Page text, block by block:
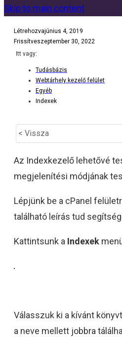
Skip to main content
Létrehozvajúnius 4, 2019
Frissítveszeptember 30, 2022
Itt vagy:
Tudásbázis
Webtárhely kezelő felület
Egyéb
Indexek
< Vissza
Az Indexkezelő lehetővé
megjelenítési módjának
Lépjünk be a cPanel
található leírás tud
Kattintsunk a Indexek
Válasszuk ki a kívánt
a neve mellett jobbra